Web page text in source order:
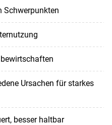
Schwerpunkten
Ursachen für starkes
besser haltbar